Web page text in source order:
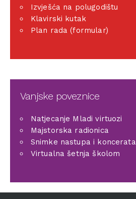
Izvješća na polugodištu
Klavirski kutak
Plan rada (formular)
Vanjske poveznice
Natjecanje Mladi virtuozi
Majstorska radionica
Snimke nastupa i koncerata
Virtualna šetnja školom